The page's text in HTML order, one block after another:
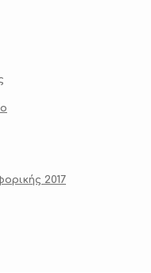
2017